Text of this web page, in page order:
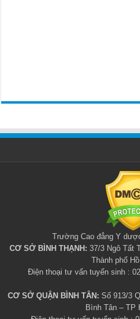
Trường Cao đẳng Y
CƠ SỞ BÌNH THẠNH: 37/3 Ngô Tất
Thành phố
Điện thoại tư vấn tuyển sinh :
CƠ SỞ QUẬN BÌNH TÂN: Số 913/3
Bình Tân – TP